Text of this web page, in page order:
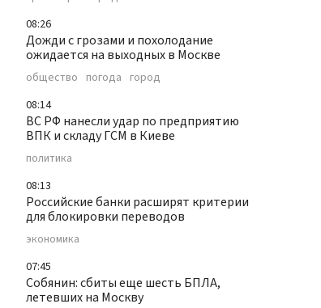
08:26
Дожди с грозами и похолодание
ожидается на выходных в Москве
общество погода город
08:14
ВС РФ нанесли удар по предприятию
ВПК и складу ГСМ в Киеве
политика
08:13
Российские банки расширят критерии
для блокировки переводов
экономика
07:45
Собянин: сбиты еще шесть БПЛА,
летевших на Москву